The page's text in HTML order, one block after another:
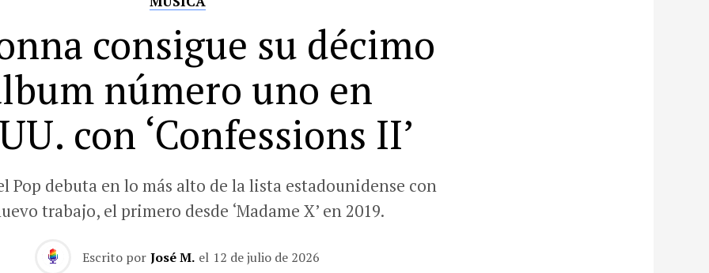
consigue su décimo
número uno en
con ‘Confessions II’
Pop debuta en lo más alto de la lista estadounidense con
trabajo, el primero desde ‘Madame X’ en 2019.
Escrito por José M. el 12 de julio de 2026